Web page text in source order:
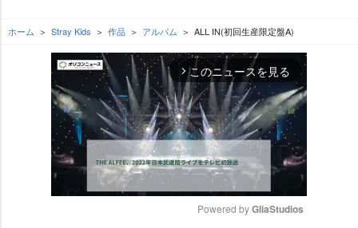
ホーム Stray Kids 作品 アルバム ALL IN(初回生産限定盤A)
arrow_forward_ios このニュースを見る
Powered by GliaStudios